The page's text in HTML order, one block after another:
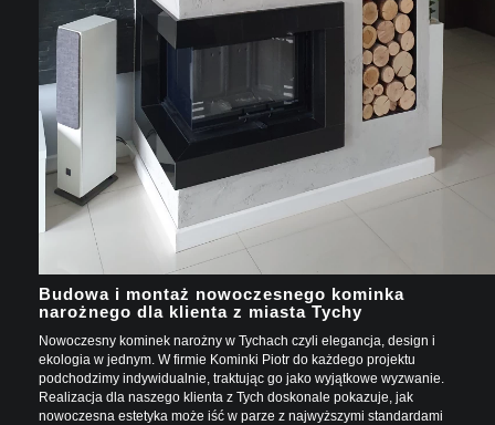
Budowa i montaż nowoczesnego kominka
narożnego dla klienta z miasta Tychy
Nowoczesny kominek narożny w Tychach czyli elegancja, design i
ekologia w jednym. W firmie Kominki Piotr do każdego projektu
podchodzimy indywidualnie, traktując go jako wyjątkowe wyzwanie.
Realizacja dla naszego klienta z Tych doskonale pokazuje, jak
nowoczesna estetyka może iść w parze z najwyższymi standardami